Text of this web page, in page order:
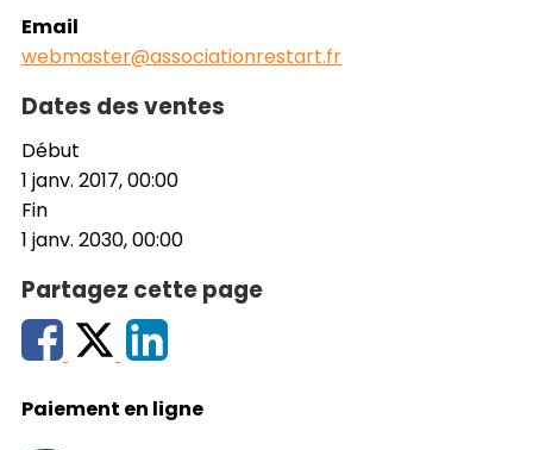
Email
webmaster@associationrestart.fr
Dates des ventes
Début
1 janv. 2017, 00:00
Fin
1 janv. 2030, 00:00
Partagez cette page
Paiement en ligne